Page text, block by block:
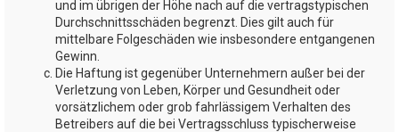
und im übrigen der Höhe nach auf die vertragstypischen
Durchschnittsschäden begrenzt. Dies gilt auch für
mittelbare Folgeschäden wie insbesondere entgangenen
Gewinn.
Die Haftung ist gegenüber Unternehmern außer bei der
Verletzung von Leben, Körper und Gesundheit oder
vorsätzlichem oder grob fahrlässigem Verhalten des
Betreibers auf die bei Vertragsschluss typischerweise